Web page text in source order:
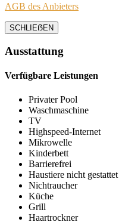
AGB des Anbieters
SCHLIEẞEN
Ausstattung
Verfügbare Leistungen
Privater Pool
Waschmaschine
TV
Highspeed-Internet
Mikrowelle
Kinderbett
Barrierefrei
Haustiere nicht gestattet
Nichtraucher
Küche
Grill
Haartrockner